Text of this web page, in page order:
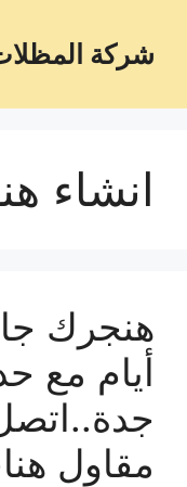
شركة
انشاء
هنجرك
أيام مع
مقاول